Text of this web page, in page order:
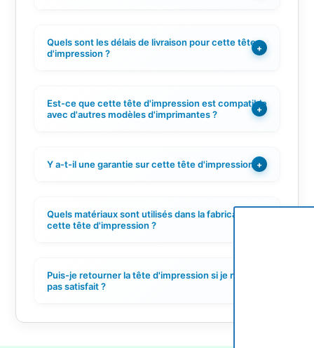
Quels sont les délais de livraison pour cette tête
d'impression ?
+
Est-ce que cette tête d'impression est compatible
avec d'autres modèles d'imprimantes ?
+
Y a-t-il une garantie sur cette tête d'impression ?+
Quels matériaux sont utilisés dans la fabrication de
cette tête d'impression ?
Puis-je retourner la tête d'impression si je ne suis
pas satisfait ?